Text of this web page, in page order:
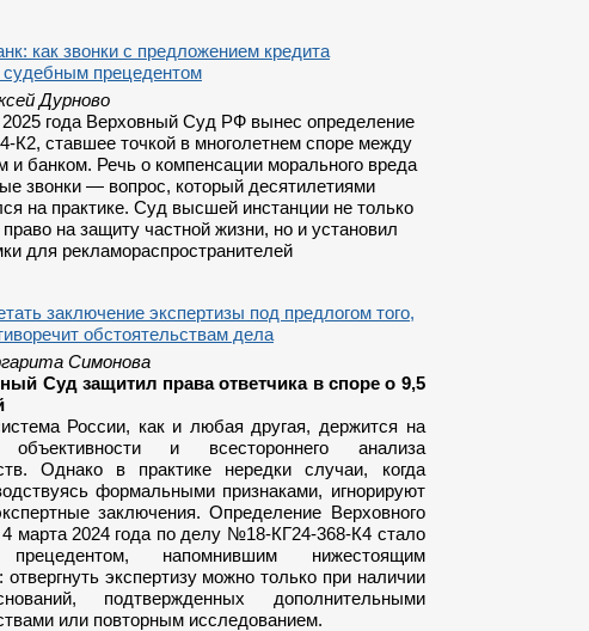
как звонки с предложением кредита
судебным прецедентом
Дурново
года Верховный Суд РФ вынес определение
К2, ставшее точкой в многолетнем споре между
и банком. Речь о компенсации морального вреда
звонки — вопрос, который десятилетиями
на практике. Суд высшей инстанции не только
на защиту частной жизни, но и установил
для рекламораспространителей
заключение экспертизы под предлогом того,
обстоятельствам дела
Симонова
Суд защитил права ответчика в споре о 9,5
России, как и любая другая, держится на
объективности и всестороннего анализа
Однако в практике нередки случаи, когда
формальными признаками, игнорируют
заключения. Определение Верховного
марта 2024 года по делу №18-КГ24-368-К4 стало
напомнившим нижестоящим
отвергнуть экспертизу можно только при наличии
подтвержденных дополнительными
или повторным исследованием.